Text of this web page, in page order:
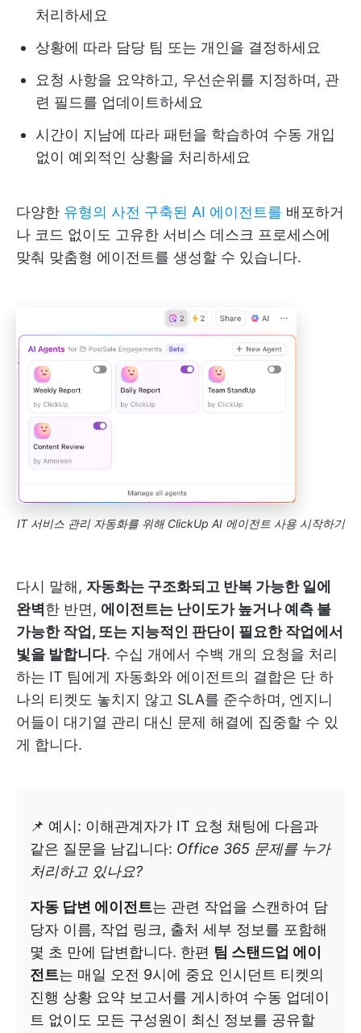
처리하세요
상황에 따라 담당 팀 또는 개인을 결정하세요
요청 사항을 요약하고, 우선순위를 지정하며, 관
련 필드를 업데이트하세요
시간이 지남에 따라 패턴을 학습하여 수동 개입
없이 예외적인 상황을 처리하세요
다양한 유형의 사전 구축된 AI 에이전트를 배포하거
나 코드 없이도 고유한 서비스 데스크 프로세스에
맞춰 맞춤형 에이전트를 생성할 수 있습니다.
IT 서비스 관리 자동화를 위해 ClickUp AI 에이전트 사용 시작하기
다시 말해, 자동화는 구조화되고 반복 가능한 일에
완벽 한 반면, 에이전트는 난이도가 높거나 예측 불
가능한 작업, 또는 지능적인 판단이 필요한 작업에서
빛을 발합니다. 수십 개에서 수백 개의 요청을 처리
하는 IT 팀에게 자동화와 에이전트의 결합은 단 하
나의 티켓도 놓치지 않고 SLA를 준수하며, 엔지니
어들이 대기열 관리 대신 문제 해결에 집중할 수 있
게 합니다.
📌 예시: 이해관계자가 IT 요청 채팅에 다음과
같은 질문을 남깁니다: Office 365 문제를 누가
처리하고 있나요?
자동 답변 에이전트는 관련 작업을 스캔하여 담
당자 이름, 작업 링크, 출처 세부 정보를 포함해
몇 초 만에 답변합니다. 한편 팀 스탠드업 에이
전트는 매일 오전 9시에 중요 인시던트 티켓의
진행 상황 요약 보고서를 게시하여 수동 업데이
트 없이도 모든 구성원이 최신 정보를 공유할